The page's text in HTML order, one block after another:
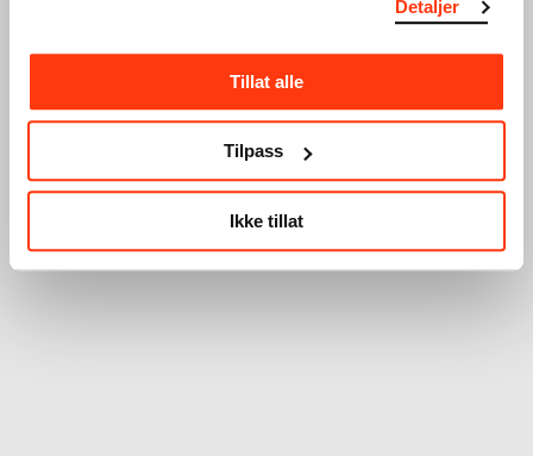
Detaljer
Tillat alle
Tilpass
Ikke tillat